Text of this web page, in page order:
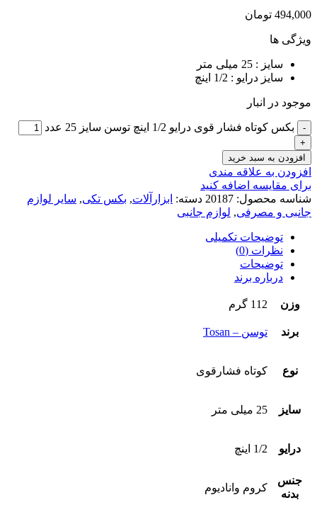
494,000 تومان
ویژگی ها
سایز : 25 میلی متر
سایز درایو : 1/2 اینچ
موجود در انبار
بکس کوتاه فشار قوی درایو 1/2 اینچ توسن سایز 25 عدد
افزودن به سبد خرید
افزودن به علاقه مندی
برای مقایسه اضافه کنید
شناسه محصول: 20187 دسته: ابزارآلات, بکس تکی, سایر لوازم
جانبی و مصرفی, لوازم جانبی
توضیحات تکمیلی
نظرات (0)
توضیحات
درباره برند
وزن 112 گرم
برند توسن – Tosan
نوع کوتاه فشارقوی
سایز 25 میلی متر
درایو 1/2 اینچ
جنس
بدنه
کروم وانادیوم